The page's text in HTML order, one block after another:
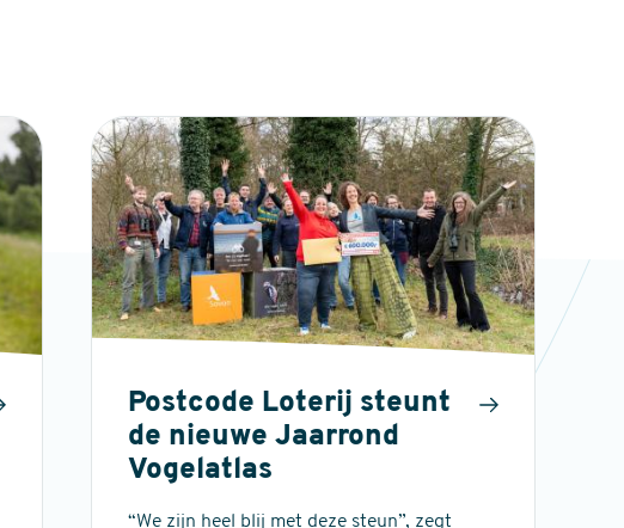
Postcode Loterij steunt
de nieuwe Jaarrond
Vogelatlas
“We zijn heel blij met deze steun”, zegt